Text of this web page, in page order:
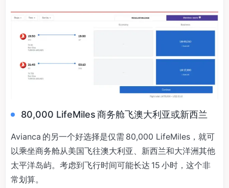
80,000 LifeMiles 商务舱飞澳大利亚或新西兰
Avianca 的另一个好选择是仅需 80,000 LifeMiles，就可
以乘坐商务舱从美国飞往澳大利亚、新西兰和大洋洲其他
太平洋岛屿。考虑到飞行时间可能长达 15 小时，这个非
常划算。